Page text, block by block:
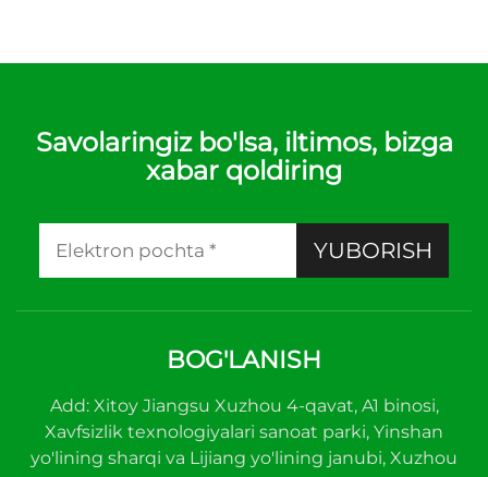
Savolaringiz bo'lsa, iltimos, bizga
xabar qoldiring
YUBORISH
BOG'LANISH
Add: Xitoy Jiangsu Xuzhou 4-qavat, A1 binosi,
Xavfsizlik texnologiyalari sanoat parki, Yinshan
yo'lining sharqi va Lijiang yo'lining janubi, Xuzhou